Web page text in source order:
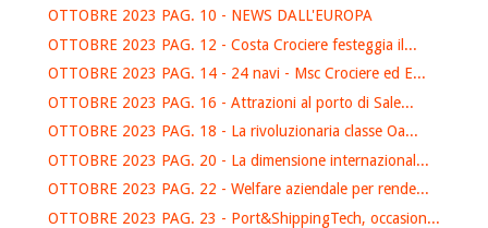
OTTOBRE 2023 PAG. 10 - NEWS DALL'EUROPA
OTTOBRE 2023 PAG. 12 - Costa Crociere festeggia il...
OTTOBRE 2023 PAG. 14 - 24 navi - Msc Crociere ed E...
OTTOBRE 2023 PAG. 16 - Attrazioni al porto di Sale...
OTTOBRE 2023 PAG. 18 - La rivoluzionaria classe Oa...
OTTOBRE 2023 PAG. 20 - La dimensione internazional...
OTTOBRE 2023 PAG. 22 - Welfare aziendale per rende...
OTTOBRE 2023 PAG. 23 - Port&ShippingTech, occasion...